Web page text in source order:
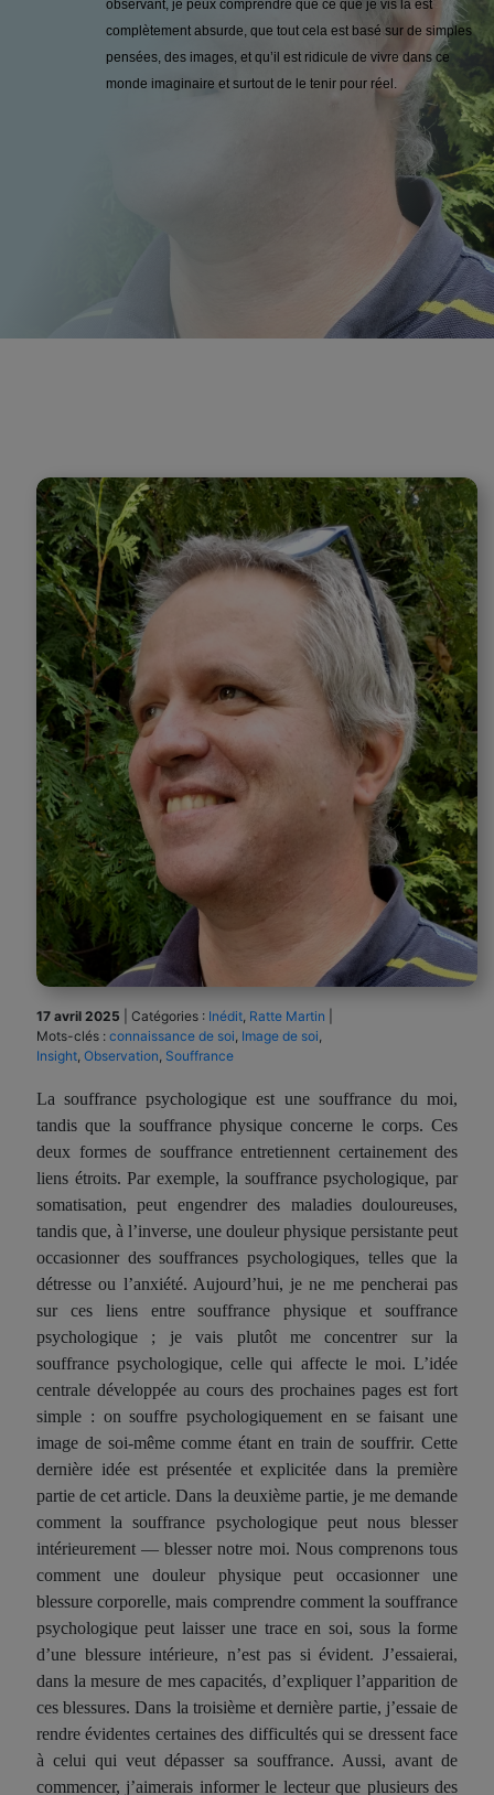
observant, je peux comprendre que ce que je vis là est
complètement absurde, que tout cela est basé sur de simples
pensées, des images, et qu’il est ridicule de vivre dans ce
monde imaginaire et surtout de le tenir pour réel.
17 avril 2025 Catégories : Inédit Ratte Martin
Mots-clés : connaissance de soi Image de soi
Insight Observation Souffrance
La souffrance psychologique est une souffrance du moi,
tandis que la souffrance physique concerne le corps. Ces
deux formes de souffrance entretiennent certainement des
liens étroits. Par exemple, la souffrance psychologique, par
somatisation, peut engendrer des maladies douloureuses,
tandis que, à l’inverse, une douleur physique persistante peut
occasionner des souffrances psychologiques, telles que la
détresse ou l’anxiété. Aujourd’hui, je ne me pencherai pas
sur ces liens entre souffrance physique et souffrance
psychologique ; je vais plutôt me concentrer sur la
souffrance psychologique, celle qui affecte le moi. L’idée
centrale développée au cours des prochaines pages est fort
simple : on souffre psychologiquement en se faisant une
image de soi-même comme étant en train de souffrir. Cette
dernière idée est présentée et explicitée dans la première
partie de cet article. Dans la deuxième partie, je me demande
comment la souffrance psychologique peut nous blesser
intérieurement — blesser notre moi. Nous comprenons tous
comment une douleur physique peut occasionner une
blessure corporelle, mais comprendre comment la souffrance
psychologique peut laisser une trace en soi, sous la forme
d’une blessure intérieure, n’est pas si évident. J’essaierai,
dans la mesure de mes capacités, d’expliquer l’apparition de
ces blessures. Dans la troisième et dernière partie, j’essaie de
rendre évidentes certaines des difficultés qui se dressent face
à celui qui veut dépasser sa souffrance. Aussi, avant de
commencer, j’aimerais informer le lecteur que plusieurs des